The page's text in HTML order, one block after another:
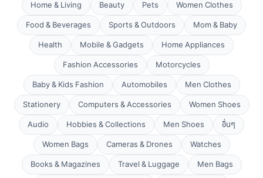
Home & Living Beauty Pets
Women Clothes
Food & Beverages
Sports & Outdoors
Mom & Baby
Health
Mobile & Gadgets
Home Appliances
Fashion Accessories
Motorcycles
Baby & Kids Fashion
Automobiles
Men Clothes
Stationery
Computers & Accessories
Women Shoes
Audio
Hobbies & Collections Men Shoes
อื่นๆ
Women Bags
Cameras & Drones
Watches
Books & Magazines
Travel & Luggage
Men Bags